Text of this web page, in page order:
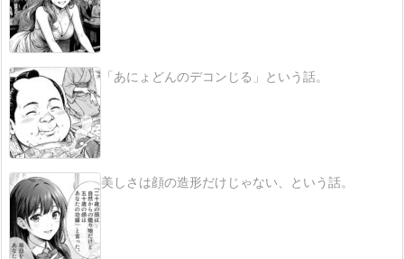
「あにょどんのデコンじる」という話。
美しさは顔の造形だけじゃない、という話。